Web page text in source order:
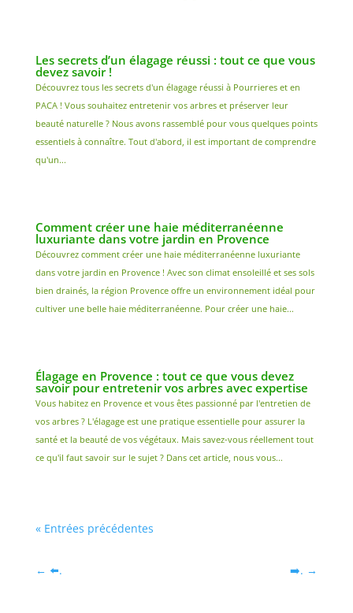
Les secrets d’un élagage réussi : tout ce que vous
devez savoir !
Découvrez tous les secrets d'un élagage réussi à Pourrieres et en
PACA ! Vous souhaitez entretenir vos arbres et préserver leur
beauté naturelle ? Nous avons rassemblé pour vous quelques points
essentiels à connaître. Tout d'abord, il est important de comprendre
qu'un...
Comment créer une haie méditerranéenne
luxuriante dans votre jardin en Provence
Découvrez comment créer une haie méditerranéenne luxuriante
dans votre jardin en Provence ! Avec son climat ensoleillé et ses sols
bien drainés, la région Provence offre un environnement idéal pour
cultiver une belle haie méditerranéenne. Pour créer une haie...
Élagage en Provence : tout ce que vous devez
savoir pour entretenir vos arbres avec expertise
Vous habitez en Provence et vous êtes passionné par l'entretien de
vos arbres ? L'élagage est une pratique essentielle pour assurer la
santé et la beauté de vos végétaux. Mais savez-vous réellement tout
ce qu'il faut savoir sur le sujet ? Dans cet article, nous vous...
« Entrées précédentes
← ⬅️. ➡️. →